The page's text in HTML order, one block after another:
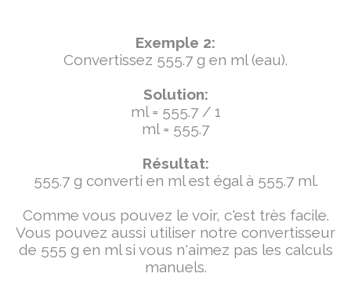
Exemple 2:
Convertissez 555.7 g en ml (eau).
Solution:
ml = 555.7 / 1
ml = 555.7
Résultat:
555.7 g converti en ml est égal à 555.7 ml.
Comme vous pouvez le voir, c'est très facile.
Vous pouvez aussi utiliser notre convertisseur
de 555 g en ml si vous n'aimez pas les calculs
manuels.